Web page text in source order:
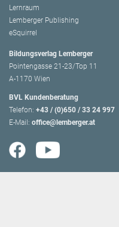
Lernraum
Lemberger Publishing
eSquirrel
Bildungsverlag Lemberger
Pointengasse 21-23/Top 11
A-1170 Wien
BVL Kundenberatung
Telefon: +43 / (0)650 / 33 24 997
E-Mail: office@lemberger.at